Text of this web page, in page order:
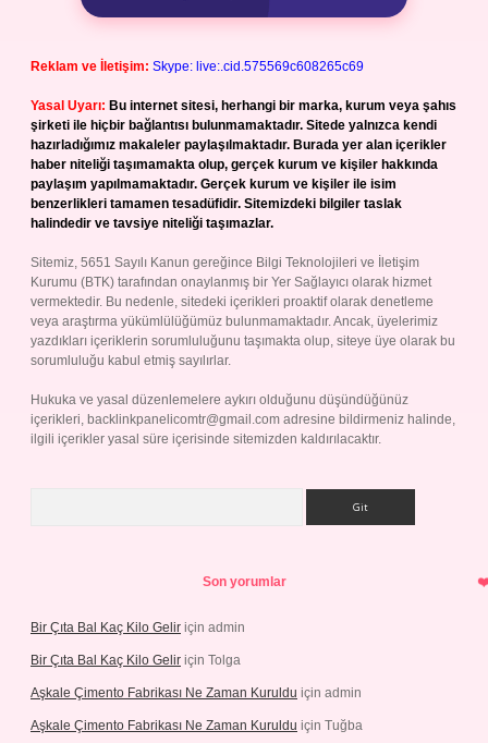
Reklam ve İletişim: Skype: live:.cid.575569c608265c69
Yasal Uyarı: Bu internet sitesi, herhangi bir marka, kurum veya şahıs
şirketi ile hiçbir bağlantısı bulunmamaktadır. Sitede yalnızca kendi
hazırladığımız makaleler paylaşılmaktadır. Burada yer alan içerikler
haber niteliği taşımamakta olup, gerçek kurum ve kişiler hakkında
paylaşım yapılmamaktadır. Gerçek kurum ve kişiler ile isim
benzerlikleri tamamen tesadüfidir. Sitemizdeki bilgiler taslak
halindedir ve tavsiye niteliği taşımazlar.
Sitemiz, 5651 Sayılı Kanun gereğince Bilgi Teknolojileri ve İletişim
Kurumu (BTK) tarafından onaylanmış bir Yer Sağlayıcı olarak hizmet
vermektedir. Bu nedenle, sitedeki içerikleri proaktif olarak denetleme
veya araştırma yükümlülüğümüz bulunmamaktadır. Ancak, üyelerimiz
yazdıkları içeriklerin sorumluluğunu taşımakta olup, siteye üye olarak bu
sorumluluğu kabul etmiş sayılırlar.
Hukuka ve yasal düzenlemelere aykırı olduğunu düşündüğünüz
içerikleri, backlinkpanelicomtr@gmail.com adresine bildirmeniz halinde,
ilgili içerikler yasal süre içerisinde sitemizden kaldırılacaktır.
Son yorumlar
Bir Çıta Bal Kaç Kilo Gelir için admin
Bir Çıta Bal Kaç Kilo Gelir için Tolga
Aşkale Çimento Fabrikası Ne Zaman Kuruldu için admin
Aşkale Çimento Fabrikası Ne Zaman Kuruldu için Tuğba